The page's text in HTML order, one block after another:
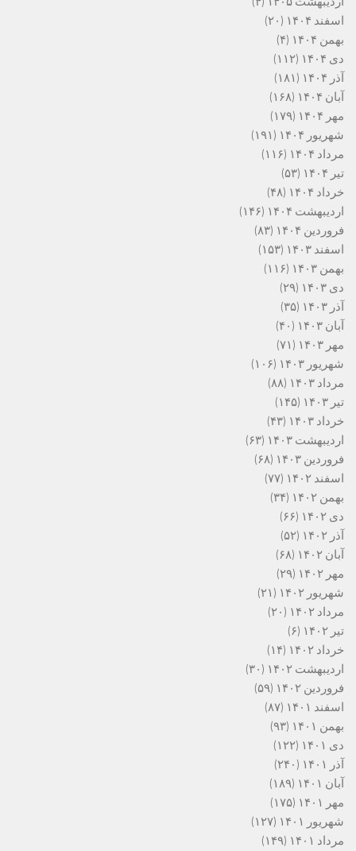
اسفند ۱۴۰۴
(۲۰)
بهمن ۱۴۰۴
(۴)
دی ۱۴۰۴
(۱۱۲)
آذر ۱۴۰۴
(۱۸۱)
آبان ۱۴۰۴
(۱۶۸)
مهر ۱۴۰۴
(۱۷۹)
شهریور ۱۴۰۴
(۱۹۱)
مرداد ۱۴۰۴
(۱۱۶)
تیر ۱۴۰۴
(۵۳)
خرداد ۱۴۰۴
(۴۸)
اردیبهشت ۱۴۰۴
(۱۴۶)
فروردین ۱۴۰۴
(۸۳)
اسفند ۱۴۰۳
(۱۵۳)
بهمن ۱۴۰۳
(۱۱۶)
دی ۱۴۰۳
(۲۹)
آذر ۱۴۰۳
(۳۵)
آبان ۱۴۰۳
(۴۰)
مهر ۱۴۰۳
(۷۱)
شهریور ۱۴۰۳
(۱۰۶)
مرداد ۱۴۰۳
(۸۸)
تیر ۱۴۰۳
(۱۴۵)
خرداد ۱۴۰۳
(۴۳)
اردیبهشت ۱۴۰۳
(۶۳)
فروردین ۱۴۰۳
(۶۸)
اسفند ۱۴۰۲
(۷۷)
بهمن ۱۴۰۲
(۳۴)
دی ۱۴۰۲
(۶۶)
آذر ۱۴۰۲
(۵۲)
آبان ۱۴۰۲
(۶۸)
مهر ۱۴۰۲
(۲۹)
شهریور ۱۴۰۲
(۲۱)
مرداد ۱۴۰۲
(۲۰)
تیر ۱۴۰۲
(۶)
خرداد ۱۴۰۲
(۱۴)
اردیبهشت ۱۴۰۲
(۳۰)
فروردین ۱۴۰۲
(۵۹)
اسفند ۱۴۰۱
(۸۷)
بهمن ۱۴۰۱
(۹۳)
دی ۱۴۰۱
(۱۲۲)
آذر ۱۴۰۱
(۲۴۰)
آبان ۱۴۰۱
(۱۸۹)
مهر ۱۴۰۱
(۱۷۵)
شهریور ۱۴۰۱
(۱۲۷)
مرداد ۱۴۰۱
(۱۴۹)